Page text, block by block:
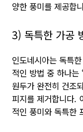
양한 풍미를 제공합
3) 독특한 가공
인도네시아는 독특
적인 방법 중 하나
원두가 완전히 건조
피지를 제거합니다.
적인 풍미와 독특한